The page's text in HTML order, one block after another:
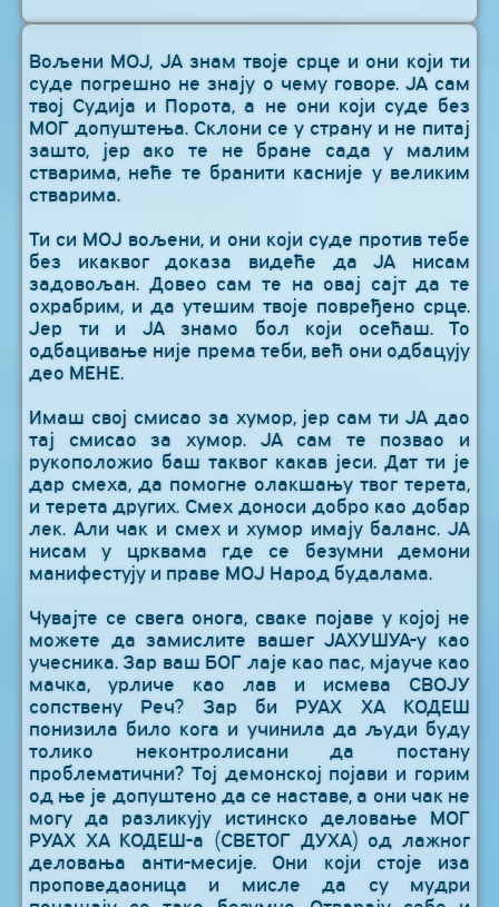
Вољени МОЈ, ЈА знам твоје срце и они који ти
суде погрешно не знају о чему говоре. ЈА сам
твој Судија и Порота, а не они који суде без
МОГ допуштења. Склони се у страну и не питај
зашто, јер ако те не бране сада у малим
стварима, неће те бранити касније у великим
стварима.
Ти си МОЈ вољени, и они који суде против тебе
без икаквог доказа видеће да ЈА нисам
задовољан. Довео сам те на овај сајт да те
охрабрим, и да утешим твоје повређено срце.
Јер ти и ЈА знамо бол који осећаш. То
одбацивање није према теби, већ они одбацују
део МЕНЕ.
Имаш свој смисао за хумор, јер сам ти ЈА дао
тај смисао за хумор. ЈА сам те позвао и
рукоположио баш таквог какав јеси. Дат ти је
дар смеха, да помогне олакшању твог терета,
и терета других. Смех доноси добро као добар
лек. Али чак и смех и хумор имају баланс. ЈА
нисам у црквама где се безумни демони
манифестују и праве МОЈ Народ будалама.
Чувајте се свега онога, сваке појаве у којој не
можете да замислите вашег ЈАХУШУА-у као
учесника. Зар ваш БОГ лаје као пас, мјауче као
мачка, урличе као лав и исмева СВОЈУ
сопствену Реч? Зар би РУАХ ХА КОДЕШ
понизила било кога и учинила да људи буду
толико неконтролисани да постану
проблематични? Тој демонској појави и горим
од ње је допуштено да се наставе, а они чак не
могу да разликују истинско деловање МОГ
РУАХ ХА КОДЕШ-а (СВЕТОГ ДУХА) од лажног
деловања анти-месије. Они који стоје иза
проповедаоница и мисле да су мудри